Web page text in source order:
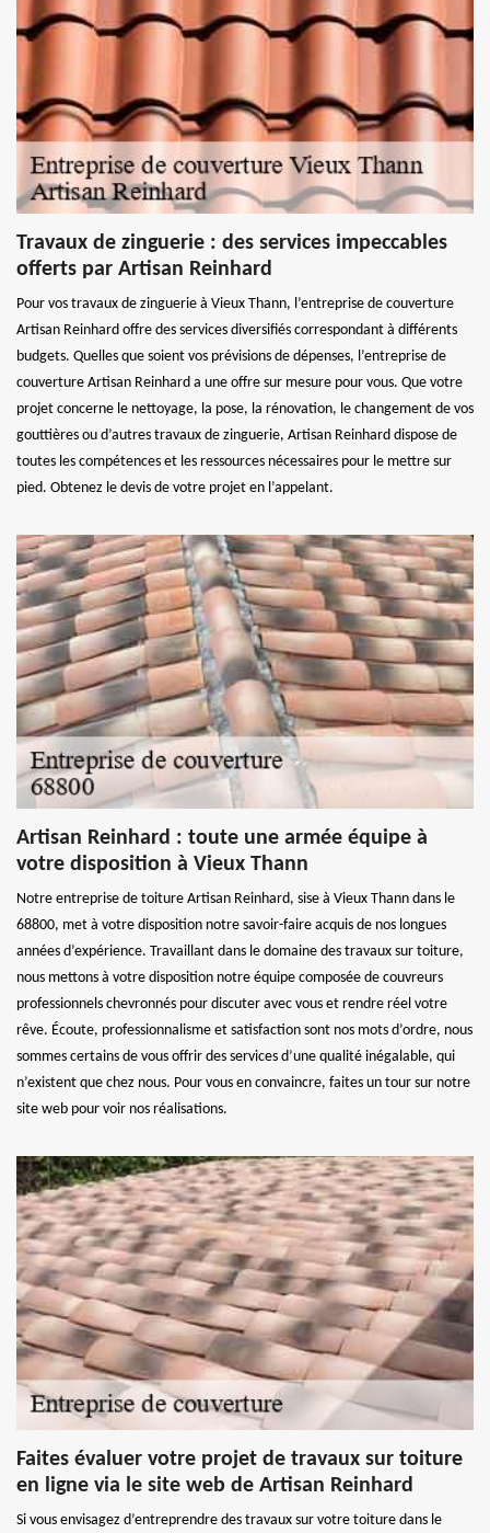
Travaux de zinguerie : des services impeccables
offerts par Artisan Reinhard
Pour vos travaux de zinguerie à Vieux Thann, l’entreprise de couverture
Artisan Reinhard offre des services diversifiés correspondant à différents
budgets. Quelles que soient vos prévisions de dépenses, l’entreprise de
couverture Artisan Reinhard a une offre sur mesure pour vous. Que votre
projet concerne le nettoyage, la pose, la rénovation, le changement de vos
gouttières ou d’autres travaux de zinguerie, Artisan Reinhard dispose de
toutes les compétences et les ressources nécessaires pour le mettre sur
pied. Obtenez le devis de votre projet en l’appelant.
Artisan Reinhard : toute une armée équipe à
votre disposition à Vieux Thann
Notre entreprise de toiture Artisan Reinhard, sise à Vieux Thann dans le
68800, met à votre disposition notre savoir-faire acquis de nos longues
années d’expérience. Travaillant dans le domaine des travaux sur toiture,
nous mettons à votre disposition notre équipe composée de couvreurs
professionnels chevronnés pour discuter avec vous et rendre réel votre
rêve. Écoute, professionnalisme et satisfaction sont nos mots d’ordre, nous
sommes certains de vous offrir des services d’une qualité inégalable, qui
n’existent que chez nous. Pour vous en convaincre, faites un tour sur notre
site web pour voir nos réalisations.
Faites évaluer votre projet de travaux sur toiture
en ligne via le site web de Artisan Reinhard
Si vous envisagez d’entreprendre des travaux sur votre toiture dans le